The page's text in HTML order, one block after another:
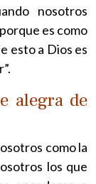
nosotros
es como
esto a Dios es
alegra de
como la
los que